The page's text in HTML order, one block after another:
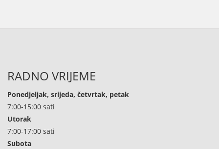
RADNO VRIJEME
Ponedjeljak, srijeda, četvrtak, petak
7:00-15:00 sati
Utorak
7:00-17:00 sati
Subota